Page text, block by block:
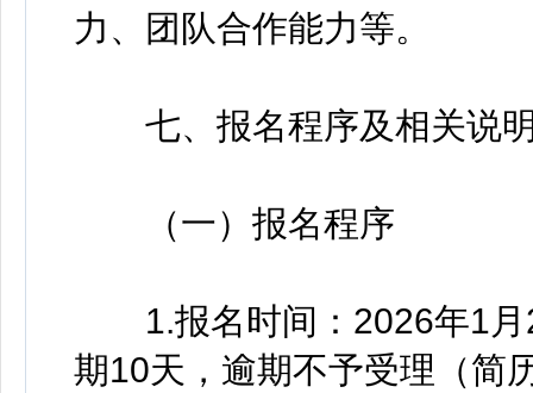
力、团队合作能力等。
七、报名程序及相关说
（一）报名程序
1.报名时间：2026年1月
期10天，逾期不予受理（简